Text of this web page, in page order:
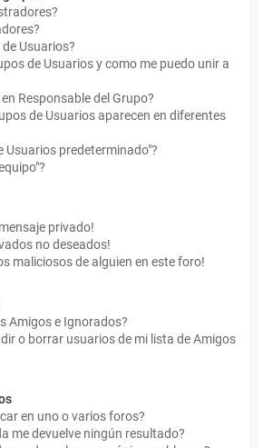
Usuarios?
de Usuarios y como me puedo unir a
Responsable del Grupo?
de Usuarios aparecen en diferentes
Usuarios predeterminado"?
privado!
no deseados!
maliciosos de alguien en este foro!
Amigos e Ignorados?
o borrar usuarios de mi lista de Amigos
en uno o varios foros?
me devuelve ningún resultado?